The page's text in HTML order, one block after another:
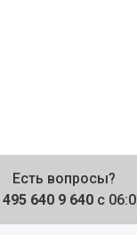
Есть вопросы?
495 640 9 640 с